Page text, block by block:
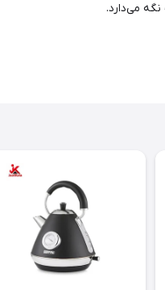
می‌دارد.